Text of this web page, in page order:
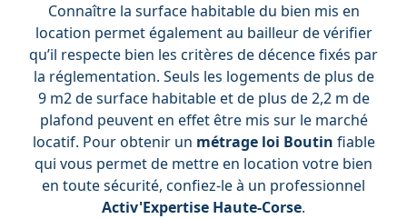
Connaître la surface habitable du bien mis en
location permet également au bailleur de vérifier
qu’il respecte bien les critères de décence fixés par
la réglementation. Seuls les logements de plus de
9 m2 de surface habitable et de plus de 2,2 m de
plafond peuvent en effet être mis sur le marché
locatif. Pour obtenir un métrage loi Boutin fiable
qui vous permet de mettre en location votre bien
en toute sécurité, confiez-le à un professionnel
Activ'Expertise Haute-Corse.